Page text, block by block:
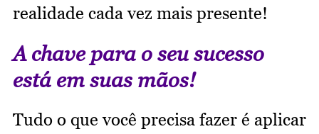
realidade cada vez mais presente!
A chave para o seu sucesso
está em suas mãos!
Tudo o que você precisa fazer é aplicar